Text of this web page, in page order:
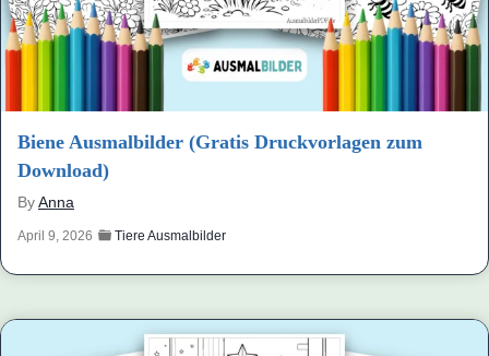
Biene Ausmalbilder (Gratis Druckvorlagen zum
Download)
ByAnna
April 9, 2026 Tiere Ausmalbilder